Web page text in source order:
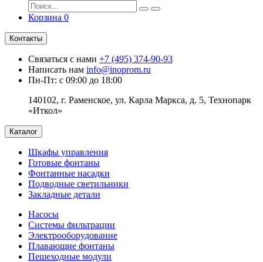
Корзина 0
Контакты
Связаться с нами +7 (495) 374-90-93
Написать нам info@inoprom.ru
Пн-Пт: с 09:00 до 18:00
140102, г. Раменское, ул. Карла Маркса, д. 5, Технопарк
«Иткол»
Каталог
Шкафы управления
Готовые фонтаны
Фонтанные насадки
Подводные светильники
Закладные детали
Насосы
Системы фильтрации
Электрооборудование
Плавающие фонтаны
Пешеходные модули